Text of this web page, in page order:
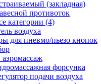
(закладная)
противоток
категории (4)
воздуха
для пневмо/пьезо кнопок
форсунка
подачи воздуха